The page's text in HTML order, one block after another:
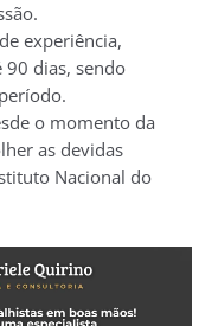
experiência,
90 dias, sendo
o momento da
as devidas
Nacional do